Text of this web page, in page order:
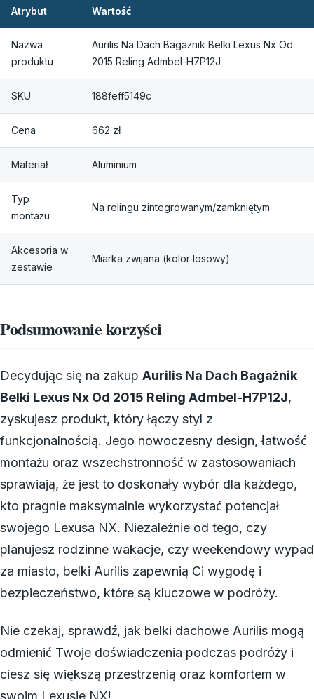
Atrybut Wartość
Nazwa
produktu
Aurilis Na Dach Bagażnik Belki Lexus Nx Od
2015 Reling Admbel-H7P12J
SKU 188feff5149c
Cena 662 zł
Materiał Aluminium
Typ
montażu
Na relingu zintegrowanym/zamkniętym
Akcesoria w
zestawie
Miarka zwijana (kolor losowy)
Podsumowanie korzyści
Decydując się na zakup Aurilis Na Dach Bagażnik
Belki Lexus Nx Od 2015 Reling Admbel-H7P12J,
zyskujesz produkt, który łączy styl z
funkcjonalnością. Jego nowoczesny design, łatwość
montażu oraz wszechstronność w zastosowaniach
sprawiają, że jest to doskonały wybór dla każdego,
kto pragnie maksymalnie wykorzystać potencjał
swojego Lexusa NX. Niezależnie od tego, czy
planujesz rodzinne wakacje, czy weekendowy wypad
za miasto, belki Aurilis zapewnią Ci wygodę i
bezpieczeństwo, które są kluczowe w podróży.
Nie czekaj, sprawdź, jak belki dachowe Aurilis mogą
odmienić Twoje doświadczenia podczas podróży i
ciesz się większą przestrzenią oraz komfortem w
swoim Lexusie NX!